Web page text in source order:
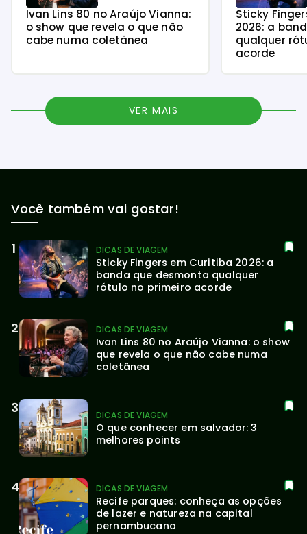
Ivan Lins 80 no Araújo Vianna:
o show que revela o que não
cabe numa coletânea
Sticky
2026: a
qualquer
acorde
VER MAIS
Você também vai gostar!
DICAS DE VIAGEM
Sticky Fingers em Curitiba 2026: a
banda que desmonta qualquer
rótulo no primeiro acorde
DICAS DE VIAGEM
Ivan Lins 80 no Araújo Vianna: o show
que revela o que não cabe numa
coletânea
DICAS DE VIAGEM
O que conhecer em salvador: 3
melhores points
DICAS DE VIAGEM
Recife parques: conheça as opções
de lazer e natureza na capital
pernambucana